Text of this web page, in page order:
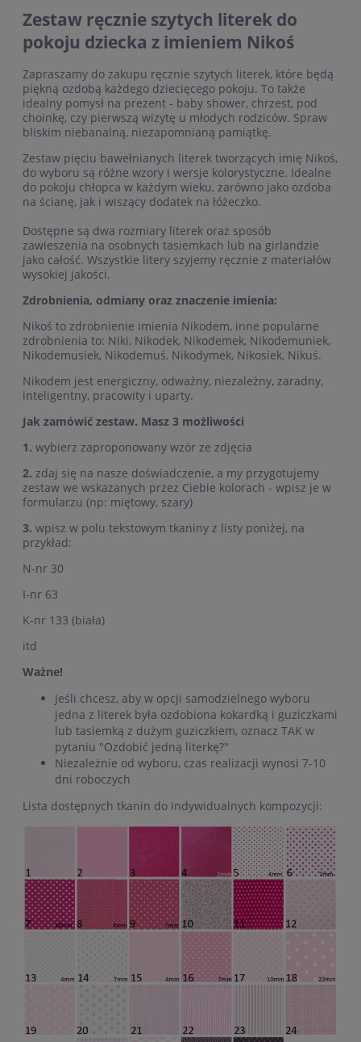
Zestaw ręcznie szytych literek do
pokoju dziecka z imieniem Nikoś
Zapraszamy do zakupu ręcznie szytych literek, które będą
piękną ozdobą każdego dziecięcego pokoju. To także
idealny pomysł na prezent - baby shower, chrzest, pod
choinkę, czy pierwszą wizytę u młodych rodziców. Spraw
bliskim niebanalną, niezapomnianą pamiątkę.
Zestaw pięciu bawełnianych literek tworzących imię Nikoś,
do wyboru są różne wzory i wersje kolorystyczne. Idealne
do pokoju chłopca w każdym wieku, zarówno jako ozdoba
na ścianę, jak i wiszący dodatek na łóżeczko.
Dostępne są dwa rozmiary literek oraz sposób
zawieszenia na osobnych tasiemkach lub na girlandzie
jako całość. Wszystkie litery szyjemy ręcznie z materiałów
wysokiej jakości.
Zdrobnienia, odmiany oraz znaczenie imienia:
Nikoś to zdrobnienie imienia Nikodem, inne popularne
zdrobnienia to: Niki, Nikodek, Nikodemek, Nikodemuniek,
Nikodemusiek, Nikodemuś, Nikodymek, Nikosiek, Nikuś.
Nikodem jest energiczny, odważny, niezależny, zaradny,
inteligentny, pracowity i uparty.
Jak zamówić zestaw. Masz 3 możliwości
1. wybierz zaproponowany wzór ze zdjęcia
2. zdaj się na nasze doświadczenie, a my przygotujemy
zestaw we wskazanych przez Ciebie kolorach - wpisz je w
formularzu (np: miętowy, szary)
3. wpisz w polu tekstowym tkaniny z listy poniżej, na
przykład:
N-nr 30
I-nr 63
K-nr 133 (biała)
itd
Ważne!
Jeśli chcesz, aby w opcji samodzielnego wyboru
jedna z literek była ozdobiona kokardką i guziczkami
lub tasiemką z dużym guziczkiem, oznacz TAK w
pytaniu "Ozdobić jedną literkę?"
Niezależnie od wyboru, czas realizacji wynosi 7-10
dni roboczych
Lista dostępnych tkanin do indywidualnych kompozycji: